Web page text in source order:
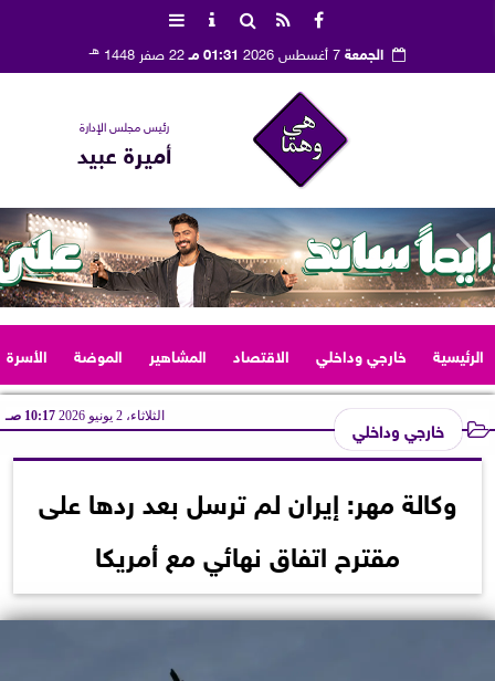
الجمعة 01:31 مـ 22 صفر 1448 هـ
رئيس مجلس الإدارة
أميرة عبيد
الرئيسية خارجي وداخلي الاقتصاد المشاهير الموضة الأسرة
خارجي وداخلي الثلاثاء، 2 يونيو 2026 10:17 صـ
وكالة مهر: إيران لم ترسل بعد ردها على
مقترح اتفاق نهائي مع أمريكا